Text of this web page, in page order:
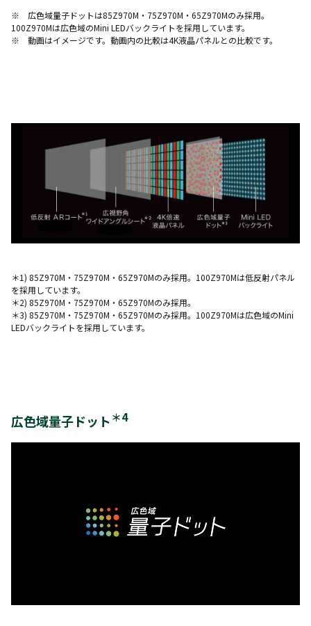
※ 広色域量子ドットは85Z970M・75Z970M・65Z970Mのみ採用。
100Z970Mは広色域のMini LEDバックライトを採用しています。
※ 動画はイメージです。動画内の比較は4K液晶パネルとの比較です。
＊1) 85Z970M・75Z970M・65Z970Mのみ採用。100Z970Mは低反射パネル
を採用しています。
＊2) 85Z970M・75Z970M・65Z970Mのみ採用。
＊3) 85Z970M・75Z970M・65Z970Mのみ採用。100Z970Mは広色域のMini
LEDバックライトを採用しています。
広色域量子ドット＊4